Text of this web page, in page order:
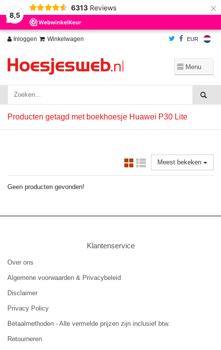
8,5
6313 Reviews ×
Inloggen Winkelwagen EUR
Producten getagd met boekhoesje Huawei P30 Lite
Meest bekeken
Geen producten gevonden!
Klantenservice
Over ons
Algemene voorwaarden & Privacybeleid
Disclaimer
Privacy Policy
Betaalmethoden - Alle vermelde prijzen zijn inclusief btw.
Retourneren
Wij slaan cookies op om onze website te verbeteren. Is dat akkoord?
Ja
Nee